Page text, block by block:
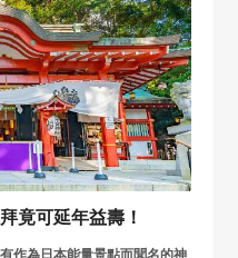
竟可延年益壽！